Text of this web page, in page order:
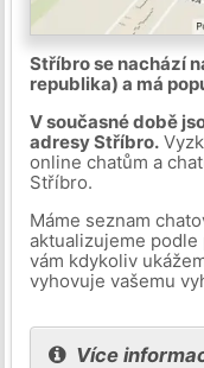
Stříbro se nachází
republika) a má
V současné době
adresy Stříbro.
online chatům a
Stříbro.
Máme seznam
aktualizujeme
vám kdykoliv
vyhovuje vašemu
Více